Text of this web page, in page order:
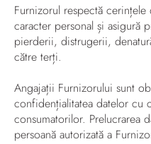
Furnizorul respectă
caracter personal și asigură
pierderii, distrugerii,
către terți.
Angajații Furnizorului sunt
confidențialitatea datelor cu
consumatorilor. Prelucrarea
persoană autorizată a